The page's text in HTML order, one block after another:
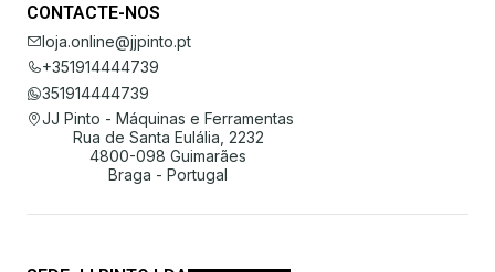
CONTACTE-NOS
loja.online@jjpinto.pt
+351914444739
351914444739
JJ Pinto - Máquinas e Ferramentas
Rua de Santa Eulália, 2232
4800-098 Guimarães
Braga - Portugal